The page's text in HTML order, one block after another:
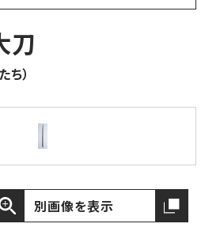
刀
ち）
別画像を表示